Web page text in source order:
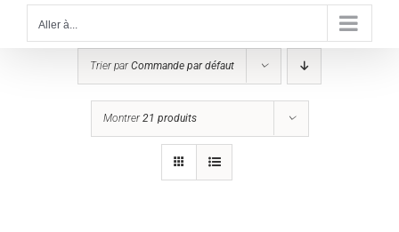
Aller à...
Trier parCommande par défaut
Montrer21 produits